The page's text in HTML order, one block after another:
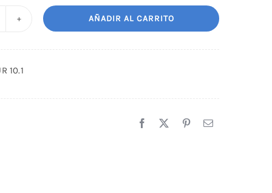
AÑADIR AL CARRITO
10.1